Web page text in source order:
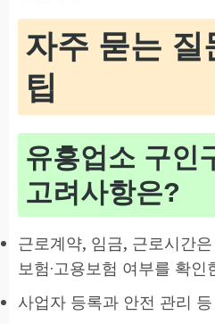
자주 묻는 질
팁
유흥업소 구인
고려사항은?
근로계약, 임금, 근로시간
보험·고용보험 여부를 확인
사업자 등록과 안전 관리